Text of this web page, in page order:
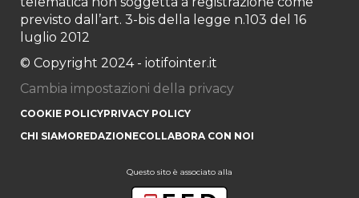
previsto dall’art. 3-bis della legge n.103 del 16
luglio 2012
© Copyright 2024 - iotifointer.it
Cambia impostazioni della privacy
COOKIE POLICYPRIVACY POLICY
CHI SIAMOREDAZIONECOLLABORA CON NOI
Questo sito è associato alla